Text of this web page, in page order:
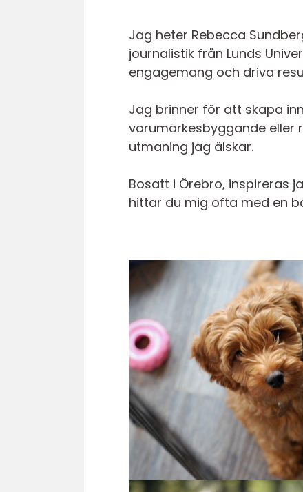
Jag heter Rebecca
journalistik från Lunds
engagemang och driva
Jag brinner för att skapa
varumärkesbyggande eller
utmaning jag älskar.
Bosatt i Örebro, inspireras
hittar du mig ofta med en